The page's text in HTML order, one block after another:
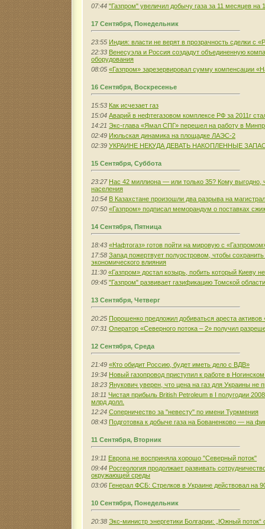
07:44 "Газпром" увеличил добычу газа за 11 месяцев на
17 Сентября, Понедельник
23:55 Индия: власти не верят в прозрачность сделки с
22:33 Венесуэла и Россия создадут объединенную
оборудования
08:05 «Газпром» зарезервировал сумму компенсации
16 Сентября, Воскресенье
15:53 Как исчезает газ
15:04 Аварий в нефтегазовом комплексе РФ за 2011г
14:21 Экс-глава «Ямал СПГ» перешел на работу в
02:49 Июльская динамика на площадке ЛАЭС-2
02:39 УКРАИНЕ НЕКУДА ДЕВАТЬ НАКОПЛЕННЫЕ
15 Сентября, Суббота
23:27 Нас 42 миллиона — или только 35? Кому выгодно,
населения
10:54 В Казахстане произошли два разрыва на
07:50 «Газпром» подписал меморандум о поставках
14 Сентября, Пятница
18:43 «Нафтогаз» готов пойти на мировую с
17:58 Запад пожертвует полуостровом, чтобы
экономического влияния
11:30 «Газпром» достал козырь, побить который Киеву
09:45 "Газпром" развивает газификацию Томской области
13 Сентября, Четверг
20:25 Порошенко предложил добиваться ареста
07:31 Оператор «Северного потока – 2» получил
12 Сентября, Среда
21:49 «Кто обидит Россию, будет иметь дело с ВДВ»
19:34 Новый газопровод приступил к работе в
18:23 Янукович уверен, что цена на газ для Украины не
18:11 Чистая прибыль British Petroleum в I полугодии
млрд долл.
12:24 Соперничество за "невесту" по имени Туркмения
08:43 Подготовка к добыче газа на Бованенково — на
11 Сентября, Вторник
19:11 Европа не восприняла хорошо "Северный поток"
09:44 Росгеология продолжает развивать
окружающей среды
03:06 Генерал ФСБ: Стрелков в Украине действовал на
10 Сентября, Понедельник
20:38 Экс-министр энергетики Болгарии: „Южный